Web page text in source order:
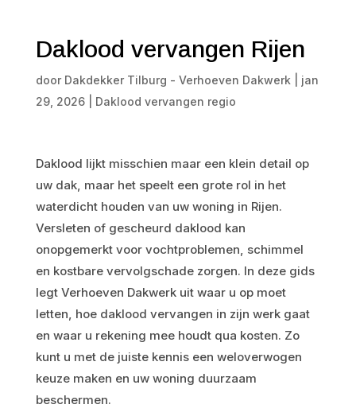
Daklood vervangen Rijen
door Dakdekker Tilburg - Verhoeven Dakwerk
jan
29, 2026| Daklood vervangen regio
Daklood lijkt misschien maar een klein detail op
uw dak, maar het speelt een grote rol in het
waterdicht houden van uw woning in Rijen.
Versleten of gescheurd daklood kan
onopgemerkt voor vochtproblemen, schimmel
en kostbare vervolgschade zorgen. In deze gids
legt Verhoeven Dakwerk uit waar u op moet
letten, hoe daklood vervangen in zijn werk gaat
en waar u rekening mee houdt qua kosten. Zo
kunt u met de juiste kennis een weloverwogen
keuze maken en uw woning duurzaam
beschermen.